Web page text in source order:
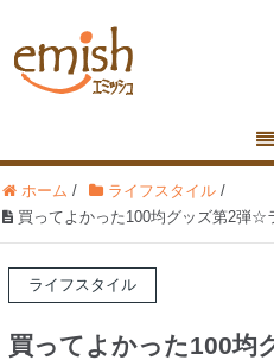
ホーム / ライフスタイル /
買ってよかった100均グッズ第2弾☆
ライフスタイル
買ってよかった100均